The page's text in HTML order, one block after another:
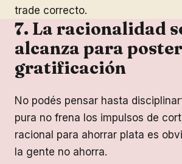
trade correcto.
7. La racionalidad
alcanza para
gratificación
No podés pensar hasta
pura no frena los impulsos de
racional para ahorrar plata es
la gente no ahorra.